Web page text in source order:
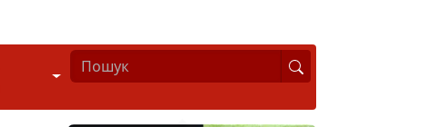
Стиль життя